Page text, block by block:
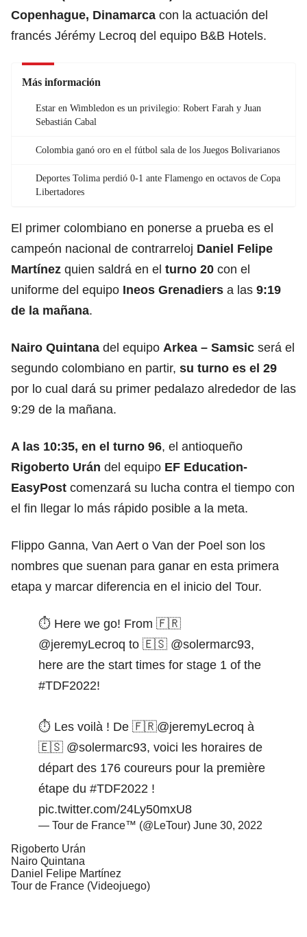
Copenhague, Dinamarca con la actuación del
francés Jérémy Lecroq del equipo B&B Hotels.
Más información
Estar en Wimbledon es un privilegio: Robert Farah y Juan
Sebastián Cabal
Colombia ganó oro en el fútbol sala de los Juegos Bolivarianos
Deportes Tolima perdió 0-1 ante Flamengo en octavos de Copa
Libertadores
El primer colombiano en ponerse a prueba es el
campeón nacional de contrarreloj Daniel Felipe
Martínez quien saldrá en el turno 20 con el
uniforme del equipo Ineos Grenadiers a las 9:19
de la mañana.
Nairo Quintana del equipo Arkea – Samsic será el
segundo colombiano en partir, su turno es el 29
por lo cual dará su primer pedalazo alrededor de las
9:29 de la mañana.
A las 10:35, en el turno 96, el antioqueño
Rigoberto Urán del equipo EF Education-
EasyPost comenzará su lucha contra el tiempo con
el fin llegar lo más rápido posible a la meta.
Flippo Ganna, Van Aert o Van der Poel son los
nombres que suenan para ganar en esta primera
etapa y marcar diferencia en el inicio del Tour.
⏱ Here we go! From 🇫🇷
@jeremyLecroq to 🇪🇸 @solermarc93,
here are the start times for stage 1 of the
#TDF2022!
⏱ Les voilà ! De 🇫🇷@jeremyLecroq à
🇪🇸 @solermarc93, voici les horaires de
départ des 176 coureurs pour la première
étape du #TDF2022 !
pic.twitter.com/24Ly50mxU8
— Tour de France™ (@LeTour) June 30, 2022
Rigoberto Urán
Nairo Quintana
Daniel Felipe Martínez
Tour de France (Videojuego)